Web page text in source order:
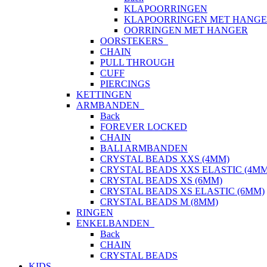
KLAPOORRINGEN
KLAPOORRINGEN MET
OORRINGEN MET HANGER
OORSTEKERS
CHAIN
PULL THROUGH
CUFF
PIERCINGS
KETTINGEN
ARMBANDEN
Back
FOREVER LOCKED
CHAIN
BALI ARMBANDEN
CRYSTAL BEADS XXS (4MM)
CRYSTAL BEADS XXS ELASTIC
CRYSTAL BEADS XS (6MM)
CRYSTAL BEADS XS ELASTIC (6MM)
CRYSTAL BEADS M (8MM)
RINGEN
ENKELBANDEN
Back
CHAIN
CRYSTAL BEADS